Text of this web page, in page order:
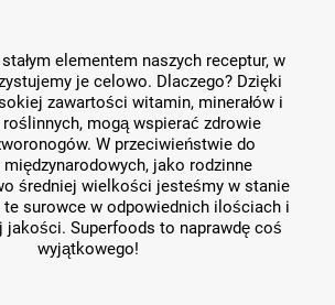
elementem naszych receptur, w
je celowo. Dlaczego? Dzięki
zawartości witamin, minerałów i
roślinnych, mogą wspierać zdrowie
W przeciwieństwie do
jako rodzinne
średniej wielkości jesteśmy w stanie
te surowce w odpowiednich ilościach i
jakości. Superfoods to naprawdę coś
wyjątkowego!